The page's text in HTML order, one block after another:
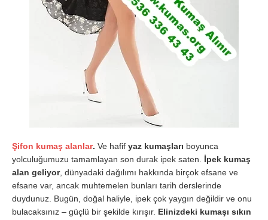
Şifon kumaş alanlar. Ve hafif yaz kumaşları boyunca
yolculuğumuzu tamamlayan son durak ipek saten. İpek kumaş
alan geliyor, dünyadaki dağılımı hakkında birçok efsane ve
efsane var, ancak muhtemelen bunları tarih derslerinde
duydunuz. Bugün, doğal haliyle, ipek çok yaygın değildir ve onu
bulacaksınız – güçlü bir şekilde kırışır. Elinizdeki kumaşı sıkın